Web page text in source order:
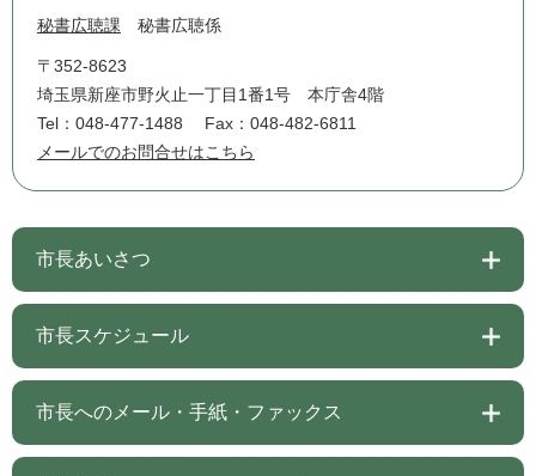
秘書広聴課 秘書広聴係
〒352-8623
埼玉県新座市野火止一丁目1番1号 本庁舎4階
Tel：048-477-1488
Fax：048-482-6811
メールでのお問合せはこちら
市長あいさつ
市長スケジュール
市長へのメール・手紙・ファックス